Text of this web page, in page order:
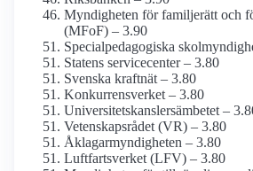
Myndigheten för familjerätt och
(MFoF) – 3.90
Special­pedagogiska
Statens servicecenter – 3.80
Svenska kraftnät – 3.80
Konkurrens­verket – 3.80
Universitetskanslers­ämbetet –
Vetenskaps­rådet (VR) – 3.80
Åklagar­myndigheten – 3.80
Luftfarts­verket (LFV) – 3.80